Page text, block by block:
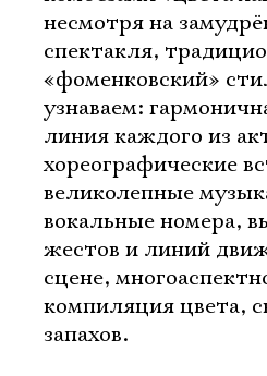
несмотря на
спектакля,
«фоменковский»
узнаваем:
линия каждого из
хореографические
великолепные
вокальные номера,
жестов и линий
сцене,
компиляция цвета,
запахов.
Ознакомиться